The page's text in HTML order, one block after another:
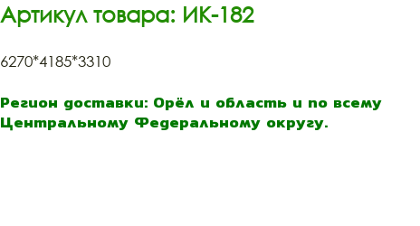
Артикул товара: ИК-182
6270*4185*3310
Регион доставки: Орёл и область и по всему
Центральному Федеральному округу.